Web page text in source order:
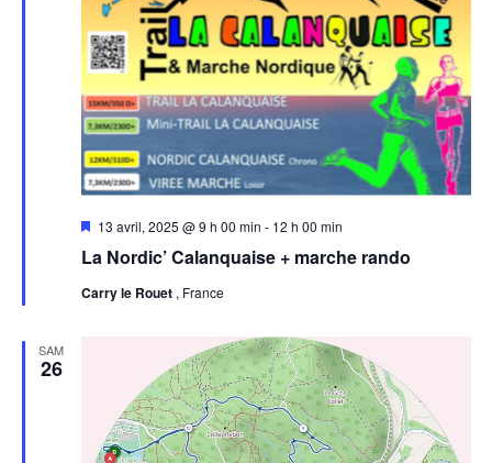
La Nordic’ Calanquaise + marche rando
Mis
avant
13 avril, 2025 @ 9 h 00 min - 12 h 00 min
Carry le Rouet , France
SAM
26